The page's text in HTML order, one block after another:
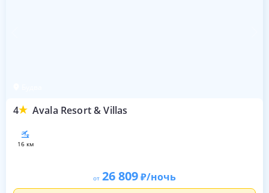
4 Avala Resort & Villas
16 км
от 26 809 /ночь